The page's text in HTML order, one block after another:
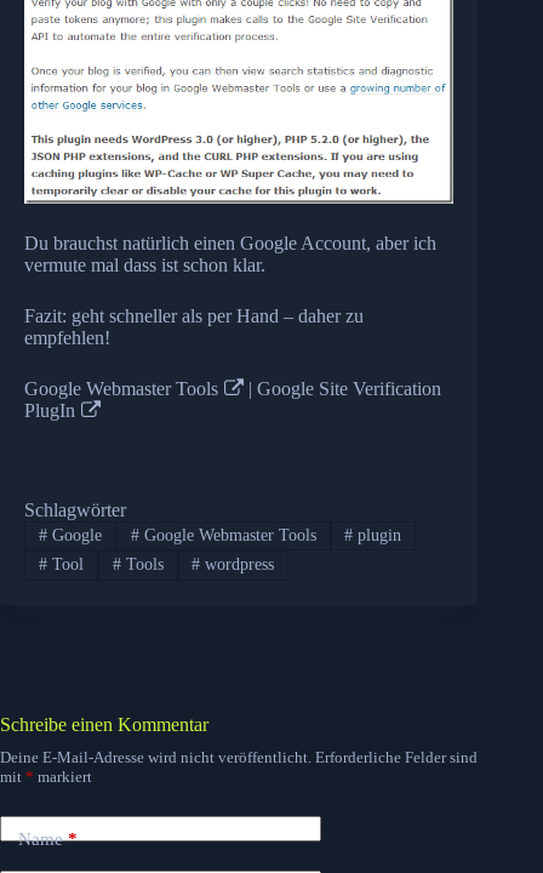
Du brauchst natürlich einen Google Account, aber ich
vermute mal dass ist schon klar.
Fazit: geht schneller als per Hand – daher zu
empfehlen!
Google Webmaster Tools | Google Site Verification
PlugIn
Schlagwörter
#Google #Google Webmaster Tools # plugin
#Tool #Tools # wordpress
Schreibe einen Kommentar
Deine E-Mail-Adresse wird nicht veröffentlicht. Erforderliche Felder sind
mit * markiert
Name*